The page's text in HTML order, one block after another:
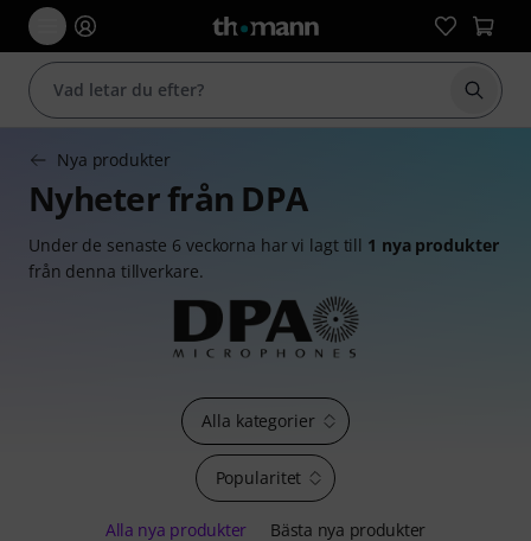
Börja
Nya produkter
Nyheter från DPA
Under de senaste 6 veckorna har vi lagt till 1 nya produkter
från denna tillverkare.
Popularitet
Alla kategorier
Alla nya produkter Bästa nya produkter